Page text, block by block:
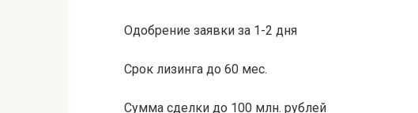
Одобрение заявки за 1-2 дня
Срок лизинга до 60 мес.
Сумма сделки до 100 млн. рублей